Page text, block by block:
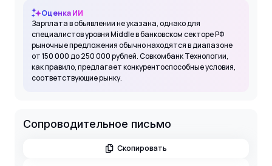
Оценка ИИ
Зарплата в объявлении не указана, однако для
специалистов уровня Middle в банковском секторе РФ
рыночные предложения обычно находятся в диапазоне
от 150 000 до 250 000 рублей. Совкомбанк Технологии,
как правило, предлагает конкурентоспособные условия,
соответствующие рынку.
Сопроводительное письмо
Скопировать